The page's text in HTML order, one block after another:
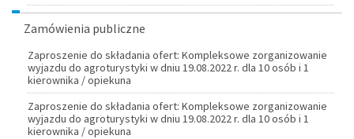
Zamówienia publiczne
Zaproszenie do składania ofert: Kompleksowe zorganizowanie
wyjazdu do agroturystyki w dniu 19.08.2022 r. dla 10 osób i 1
kierownika / opiekuna
Zaproszenie do składania ofert: Kompleksowe zorganizowanie
wyjazdu do agroturystyki w dniu 19.08.2022 r. dla 10 osób i 1
kierownika / opiekuna